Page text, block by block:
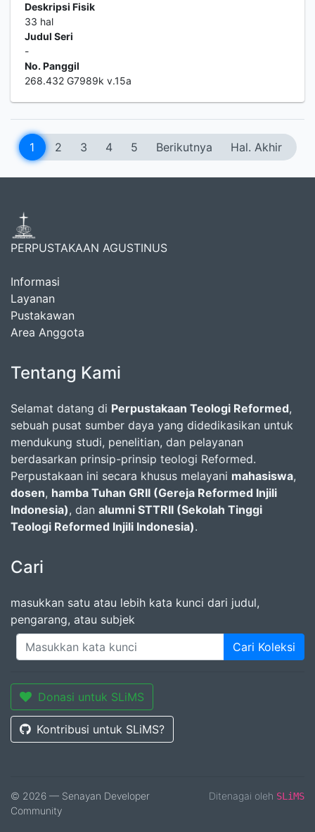
Deskripsi Fisik
33 hal
Judul Seri
-
No. Panggil
268.432 G7989k v.15a
1 2 3 4 5 Berikutnya Hal. Akhir
PERPUSTAKAAN AGUSTINUS
Informasi
Layanan
Pustakawan
Area Anggota
Tentang Kami
Selamat datang di Perpustakaan Teologi Reformed,
sebuah pusat sumber daya yang didedikasikan untuk
mendukung studi, penelitian, dan pelayanan
berdasarkan prinsip-prinsip teologi Reformed.
Perpustakaan ini secara khusus melayani mahasiswa,
dosen, hamba Tuhan GRII (Gereja Reformed Injili
Indonesia), dan alumni STTRII (Sekolah Tinggi
Teologi Reformed Injili Indonesia).
Cari
masukkan satu atau lebih kata kunci dari judul,
pengarang, atau subjek
Cari Koleksi
Donasi untuk SLiMS
Kontribusi untuk SLiMS?
© 2026 — Senayan Developer
Community
Ditenagai oleh SLiMS